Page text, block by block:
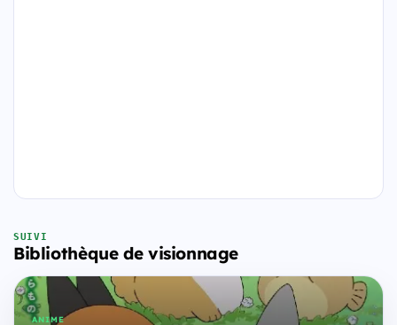
SUIVI
Bibliothèque de visionnage
ANIME